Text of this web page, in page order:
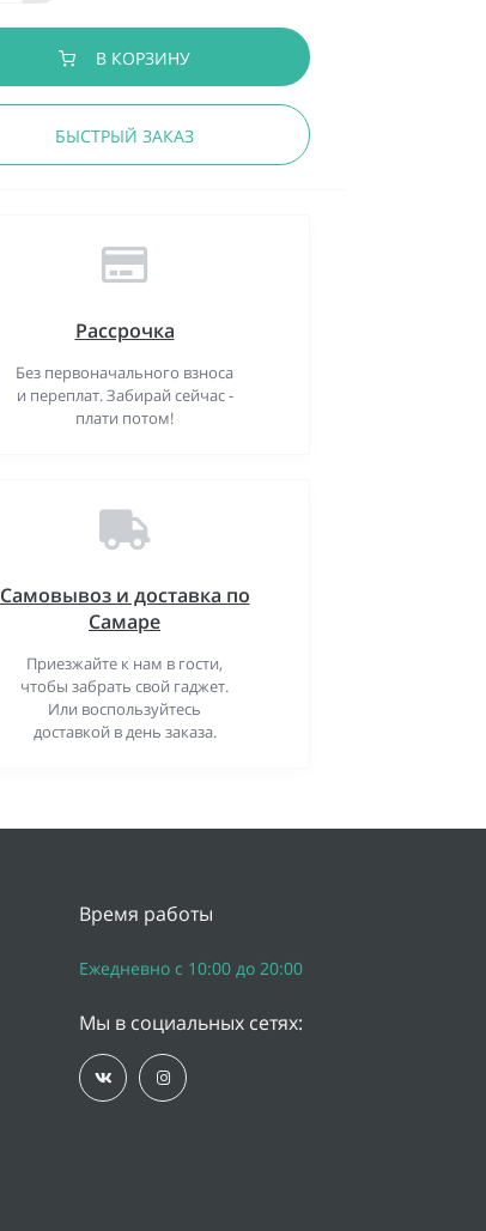
В КОРЗИНУ
БЫСТРЫЙ ЗАКАЗ
Рассрочка
Без первоначального взноса
и переплат. Забирай сейчас -
плати потом!
Самовывоз и доставка по
Самаре
Приезжайте к нам в гости,
чтобы забрать свой гаджет.
Или воспользуйтесь
доставкой в день заказа.
Время работы
Ежедневно с 10:00 до 20:00
Мы в социальных сетях: